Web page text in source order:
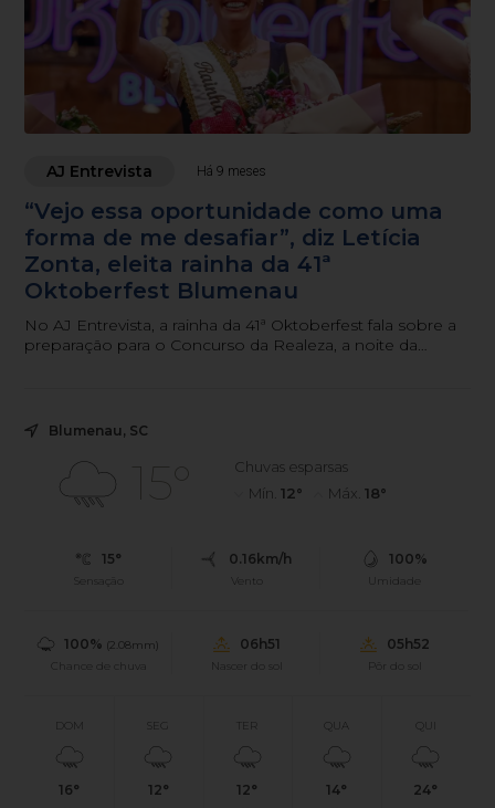
AJ Entrevista Há 9 meses
“Vejo essa oportunidade como uma
forma de me desafiar”, diz Letícia
Zonta, eleita rainha da 41ª
Oktoberfest Blumenau
No AJ Entrevista, a rainha da 41ª Oktoberfest fala sobre a
preparação para o Concurso da Realeza, a noite da
Blumenau, SC
15°
Chuvas esparsas
Mín. 12° Máx. 18°
15°
Sensação
0.16km/h
Vento
100%
Umidade
100% (2.08mm)
Chance de chuva
06h51
Nascer do sol
05h52
Pôr do sol
DOM
16°
SEG
12°
TER
12°
QUA
14°
24°